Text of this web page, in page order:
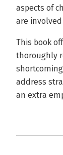
aspects of
are
This book
thoroughly
address
an extra